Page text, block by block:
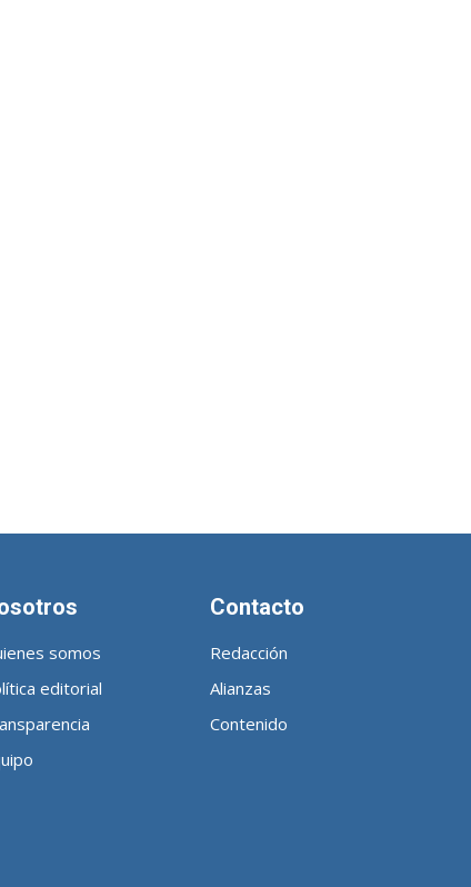
somos
editorial
Contacto
Redacción
Alianzas
Contenido